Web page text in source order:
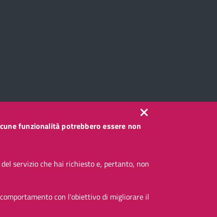
funzionalità potrebbero essere non
servizio che hai richiesto e, pertanto, non
con l'obiettivo di migliorare il